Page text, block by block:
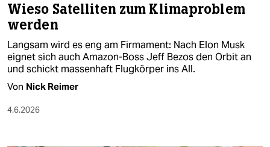
Wieso Satelliten zum Klimaproblem
werden
Langsam wird es eng am Firmament: Nach Elon Musk
eignet sich auch Amazon-Boss Jeff Bezos den Orbit an
und schickt massenhaft Flugkörper ins All.
Von Nick Reimer
4.6.2026